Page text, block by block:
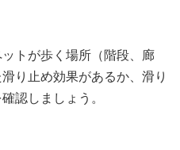
トが歩く場所（階段、廊
り止め効果があるか、滑り
認しましょう。